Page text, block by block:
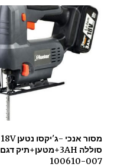
סוללה 3AH+מטען+תיק דגם
100610-007